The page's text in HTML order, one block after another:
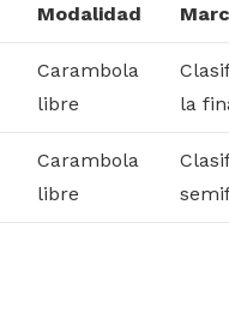
Modalidad
Carambola
libre
la
Carambola
libre